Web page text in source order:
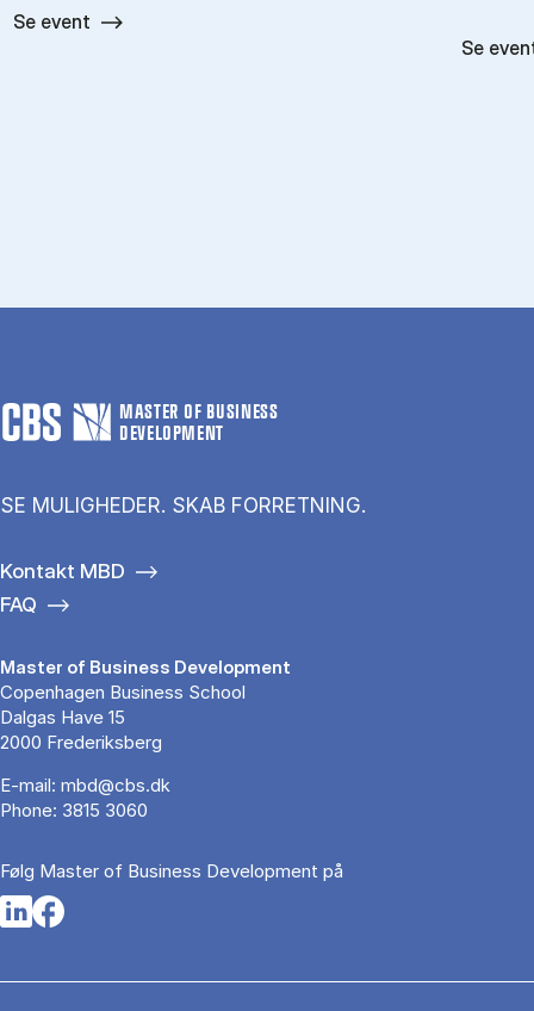
Se event
Se
MASTER OF BUSINESS
DEVELOPMENT
SE MULIGHEDER. SKAB FORRETNING.
Kontakt MBD
FAQ
Master of Business Development
Copenhagen Business School
Dalgas Have 15
2000 Frederiksberg
E-mail: mbd@cbs.dk
Phone: 3815 3060
Følg Master of Business Development på
Opens in a new tab
Opens in a new tab